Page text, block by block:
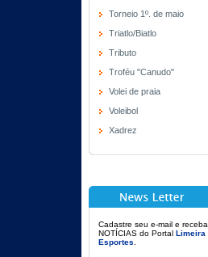
Torneio 1º. de maio
Triatlo/Biatlo
Tributo
Troféu "Canudo"
Volei de praia
Voleibol
Xadrez
Cadastre seu e-mail e receba
NOTÍCIAS do Portal Limeira
Esportes